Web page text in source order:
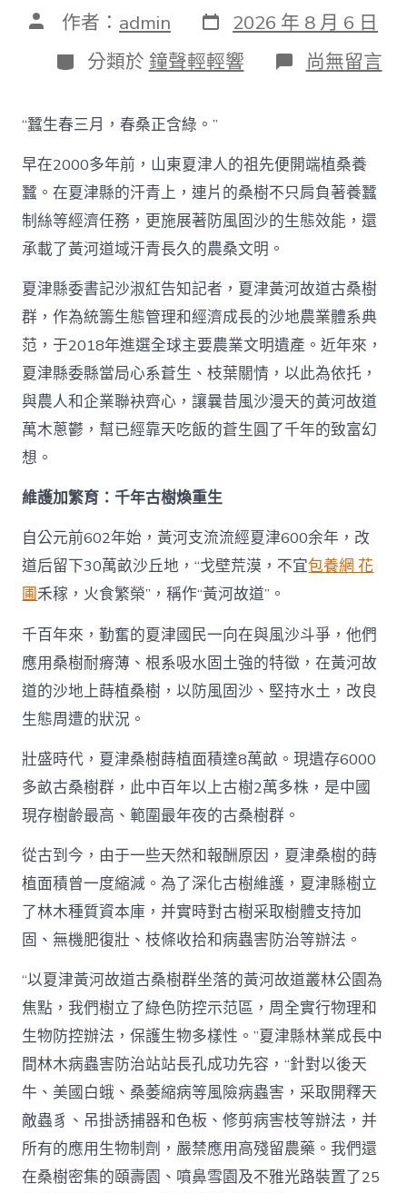
文 作者： admin 發
表
日
期
2026 年 8 月 6 日
分
類
分類於 鐘聲輕輕響 在
〈古
興
枝
葉
總
關
中
國
查
包
養
網〉
中
尚無留言
“蠶生春三月，春桑正含綠。”
早在2000多年前，山東夏津人的祖先便開端植桑養
蠶。在夏津縣的汗青上，連片的桑樹不只肩負著養蠶
制絲等經濟任務，更施展著防風固沙的生態效能，還
承載了黃河道域汗青長久的農桑文明。
夏津縣委書記沙淑紅告知記者，夏津黃河故道古桑樹
群，作為統籌生態管理和經濟成長的沙地農業體系典
范，于2018年進選全球主要農業文明遺產。近年來，
夏津縣委縣當局心系蒼生、枝葉關情，以此為依托，
與農人和企業聯袂齊心，讓曩昔風沙漫天的黃河故道
萬木蔥鬱，幫已經靠天吃飯的蒼生圓了千年的致富幻
想。
維護加繁育：千年古樹煥重生
自公元前602年始，黃河支流流經夏津600余年，改
道后留下30萬畝沙丘地，“戈壁荒漠，不宜包養網 花
圃禾稼，火食繁榮”，稱作“黃河故道”。
千百年來，勤奮的夏津國民一向在與風沙斗爭，他們
應用桑樹耐瘠薄、根系吸水固土強的特徵，在黃河故
道的沙地上蒔植桑樹，以防風固沙、堅持水土，改良
生態周遭的狀況。
壯盛時代，夏津桑樹蒔植面積達8萬畝。現遺存6000
多畝古桑樹群，此中百年以上古樹2萬多株，是中國
現存樹齡最高、範圍最年夜的古桑樹群。
從古到今，由于一些天然和報酬原因，夏津桑樹的蒔
植面積曾一度縮減。為了深化古樹維護，夏津縣樹立
了林木種質資本庫，并實時對古樹采取樹體支持加
固、無機肥復壯、枝條收拾和病蟲害防治等辦法。
“以夏津黃河故道古桑樹群坐落的黃河故道叢林公園為
焦點，我們樹立了綠色防控示范區，周全實行物理和
生物防控辦法，保護生物多樣性。”夏津縣林業成長中
間林木病蟲害防治站站長孔成功先容，“針對以後天
牛、美國白蛾、桑萎縮病等風險病蟲害，采取開釋天
敵蟲豸、吊掛誘捕器和色板、修剪病害枝等辦法，并
所有的應用生物制劑，嚴禁應用高殘留農藥。我們還
在桑樹密集的頤壽園、噴鼻雪園及不雅光路裝置了25